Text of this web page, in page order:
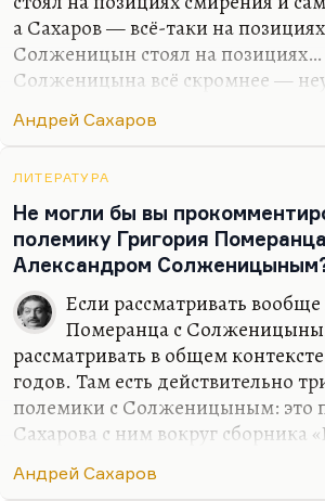
необходимости…
а Сахаров — всё-таки на
Солженицын стоял на
Солженицына всё скромнее —
для него жить не по лжи —
неприязни, а временами
образованщине, а для Сахарова
это высшее состояние народа, не
народа, а лучшая его часть и
плодоносный, плодородный слой,
стране. Ну и, наконец, для
перспектива конвергенции, а
Запад — это абсолютно
Андрей Сахаров
ЛИТЕРАТУРА
Не могли бы вы
полемику Григория
Александром
Если рассматривать
Померанца с
рассматривать в общем
годов. Там есть действительно
полемики с Солженицыным: это
Сахарова с ним вокруг сборника
сердцах»; и это полемика
Андрей Сахаров